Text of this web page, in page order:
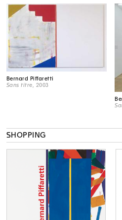
Bernard Piffaretti
Sans titre , 2003
SHOPPING